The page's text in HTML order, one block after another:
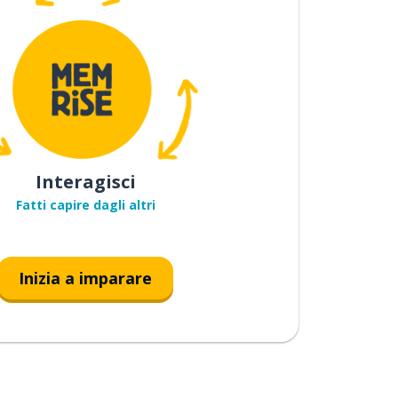
Interagisci
Fatti capire dagli altri
Inizia a imparare